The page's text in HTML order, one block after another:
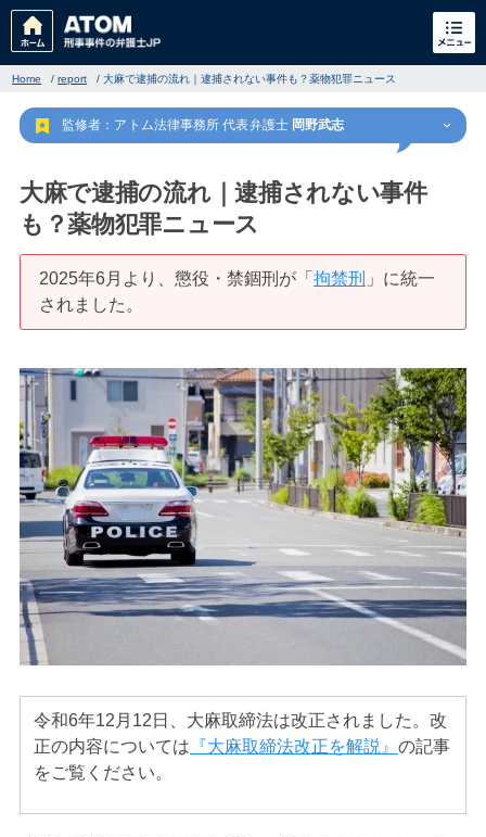
刑事事件 でお困りの方
刑事事件の無料相談
家族が逮捕された方はこちら
刑事事件の記事一覧
アトムについて知りたい方
弁護士紹介
弁護士費用
アクセス
Home /report /大麻で逮捕の流れ｜逮捕されない事件も？薬物犯罪ニュース
監修者：アトム法律事務所 代表弁護士 岡野武志
大麻で逮捕の流れ｜逮捕されない事件
も？薬物犯罪ニュース
2025年6月より、懲役・禁錮刑が「 拘禁刑 」に統一
されました。
令和6年12月12日、大麻取締法は改正されました。改
正の内容については 『大麻取締法改正を解説』 の記事
をご覧ください。